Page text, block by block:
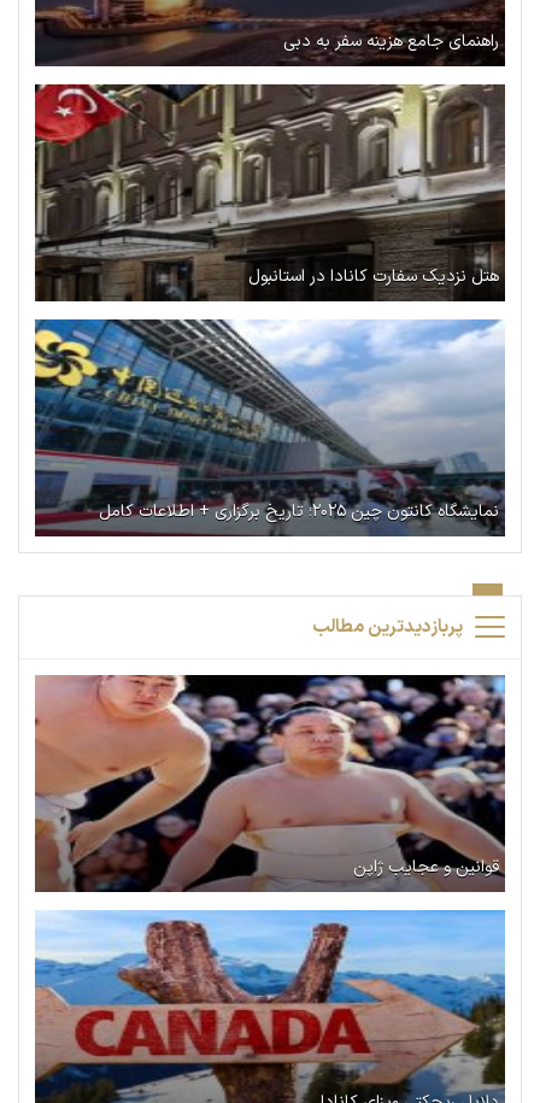
راهنمای جامع هزینه سفر به دبی
هتل نزدیک سفارت کانادا در استانبول
نمایشگاه کانتون چین ۲۰۲۵؛ تاریخ برگزاری + اطلاعات کامل
پربازدیدترین مطالب
قوانین و عجایب ژاپن